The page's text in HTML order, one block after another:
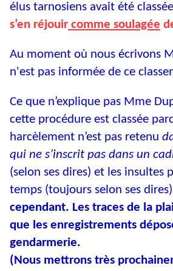
élus tarnosiens avait été
s’en réjouir comme soulagée
Au moment où nous écrivons
n'est pas informée de ce
Ce que n’explique pas Mme
cette procédure est classée
harcèlement n’est pas retenu
qui ne s’inscrit pas dans un
(selon ses dires) et les insultes
temps (toujours selon ses
cependant. Les traces de la
que les enregistrements
gendarmerie.
( Nous mettrons très